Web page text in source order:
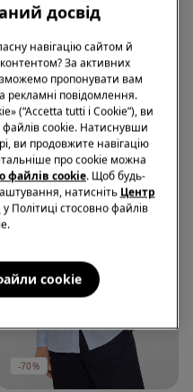
Кольори
Боксери з Еластичної
з Принтом
669,00 грн. 199,00 грн.-70%
-70%
досвід
навігацію сайтом й
За активних
пропонувати вам
рекламні повідомлення.
(“Accetta tutti i Cookie”), ви
файлів cookie. Натиснувши
ви продовжите навігацію
про cookie можна
файлів cookie. Щоб будь-
натисніть Центр
у Політиці стосовно файлів
сookie